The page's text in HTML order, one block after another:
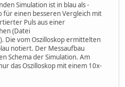
Simulation ist in blau als -
für einen besseren Vergleich mit
Puls aus einer
(Datei
Die vom Oszilloskop ermittelten
notiert. Der Messaufbau
Schema der Simulation. Am
das Oszilloskop mit einem 10x-